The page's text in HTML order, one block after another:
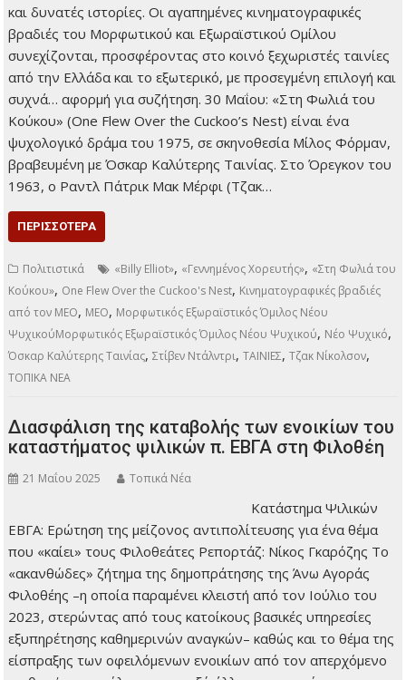
και δυνατές ιστορίες. Οι αγαπημένες κινηματογραφικές
βραδιές του Μορφωτικού και Εξωραϊστικού Ομίλου
συνεχίζονται, προσφέροντας στο κοινό ξεχωριστές ταινίες
από την Ελλάδα και το εξωτερικό, με προσεγμένη επιλογή και
συχνά… αφορμή για συζήτηση. 30 Μαΐου: «Στη Φωλιά του
Κούκου» (One Flew Over the Cuckoo’s Nest‎‎) είναι ένα
ψυχολογικό δράμα του 1975, σε σκηνοθεσία Μίλος Φόρμαν,
βραβευμένη με Όσκαρ Καλύτερης Ταινίας. Στο Όρεγκον του
1963, ο Ραντλ Πάτρικ Μακ Μέρφι (Τζακ…
ΠΕΡΙΣΣΌΤΕΡΑ
Πολιτιστικά «Billy Elliot», «Γεννημένος Χορευτής», «Στη Φωλιά του
Κούκου», One Flew Over the Cuckoo's Nest‎‎, Κινηματογραφικές βραδιές
από τον ΜΕΟ, ΜΕΟ, Μορφωτικός Εξωραϊστικός Όμιλος Νέου
ΨυχικούΜορφωτικός Εξωραϊστικός Όμιλος Νέου Ψυχικού, Νέο Ψυχικό,
Όσκαρ Καλύτερης Ταινίας,Στίβεν Ντάλντρι,ΤΑΙΝΙΕΣ,Τζακ Νίκολσον,
ΤΟΠΙΚΑ ΝΕΑ
Διασφάλιση της καταβολής των ενοικίων του
καταστήματος ψιλικών π. ΕΒΓΑ στη Φιλοθέη
21 Μαΐου 2025 Τοπικά Νέα
Κατάστημα Ψιλικών
ΕΒΓΑ: Ερώτηση της μείζονος αντιπολίτευσης για ένα θέμα
που «καίει» τους Φιλοθεάτες Ρεπορτάζ: Νίκος Γκαρόζης Το
«ακανθώδες» ζήτημα της δημοπράτησης της Άνω Αγοράς
Φιλοθέης –η οποία παραμένει κλειστή από τον Ιούλιο του
2023, στερώντας από τους κατοίκους βασικές υπηρεσίες
εξυπηρέτησης καθημερινών αναγκών– καθώς και το θέμα της
είσπραξης των οφειλόμενων ενοικίων από τον απερχόμενο